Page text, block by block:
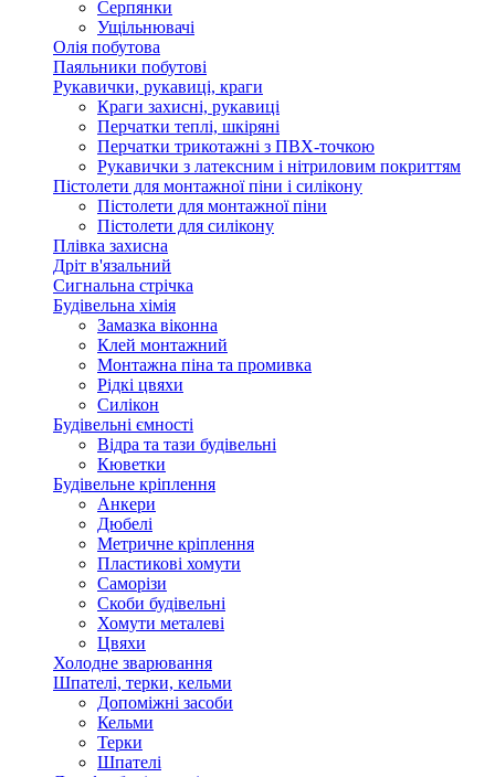
Серпянки
Ущільнювачі
Олія побутова
Паяльники побутові
Рукавички, рукавиці, краги
Краги захисні, рукавиці
Перчатки теплі, шкіряні
Перчатки трикотажні з ПВХ-точкою
Рукавички з латексним і нітриловим покриттям
Пістолети для монтажної піни і силікону
Пістолети для монтажної піни
Пістолети для силікону
Плівка захисна
Дріт в'язальний
Сигнальна стрічка
Будівельна хімія
Замазка віконна
Клей монтажний
Монтажна піна та промивка
Рідкі цвяхи
Силікон
Будівельні ємності
Відра та тази будівельні
Кюветки
Будівельне кріплення
Анкери
Дюбелі
Метричне кріплення
Пластикові хомути
Саморізи
Скоби будівельні
Хомути металеві
Цвяхи
Холодне зварювання
Шпателі, терки, кельми
Допоміжні засоби
Кельми
Терки
Шпателі